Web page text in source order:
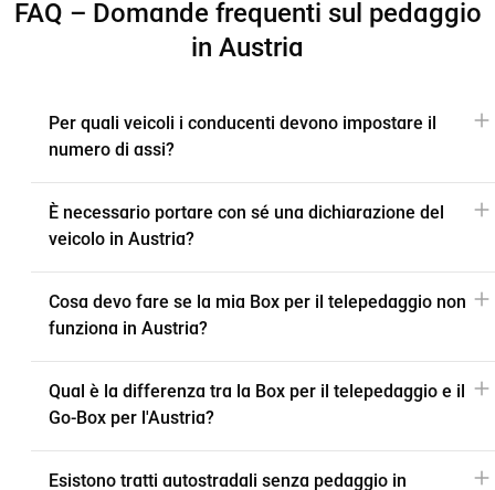
FAQ – Domande frequenti sul pedaggio
in Austria
Per quali veicoli i conducenti devono impostare il
numero di assi?
È necessario portare con sé una dichiarazione del
veicolo in Austria?
Cosa devo fare se la mia Box per il telepedaggio non
funziona in Austria?
Qual è la differenza tra la Box per il telepedaggio e il
Go-Box per l'Austria?
Esistono tratti autostradali senza pedaggio in